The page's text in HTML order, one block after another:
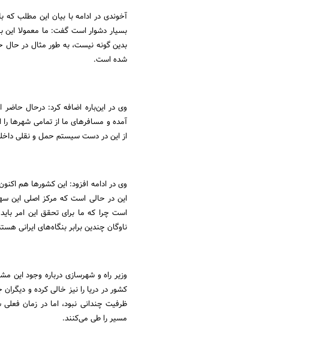
آخوندی در ادامه با بیان این مطلب
بسیار دشوار است گفت: ما معمولا
بدین گونه نیست، به طور مثال در حال
شده است.
وی در این‌باره اضافه کرد: درحال
آمده و مسافرهای ما از تمامی شهرها
از این در دست سیستم حمل و نقلی
وی در ادامه افزود: این کشورها هم
این در حالی است که مرکز اصلی این
است چرا که ما برای تحقق این امر
ناوگان چندین برابر بنگاه‌های ایرانی
وزیر راه و شهرسازی درباره وجود این
ظرفیت چندانی نبود، اما در زمان
مسیر را طی می‌کنند.